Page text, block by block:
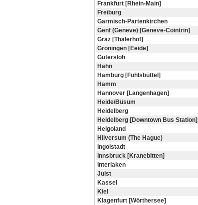
Frankfurt [Rhein-Main]
Freiburg
Garmisch-Partenkirchen
Genf (Geneve) [Geneve-Cointrin]
Graz [Thalerhof]
Groningen [Eeide]
Gütersloh
Hahn
Hamburg [Fuhlsbüttel]
Hamm
Hannover [Langenhagen]
Heide/Büsum
Heidelberg
Heidelberg [Downtown Bus Station]
Helgoland
Hilversum (The Hague)
Ingolstadt
Innsbruck [Kranebitten]
Interlaken
Juist
Kassel
Kiel
Klagenfurt [Wörthersee]